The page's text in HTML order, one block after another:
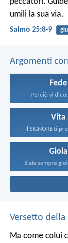
umili la sua via.
Salmo 25:8-9
Argomenti
Fede
Perciò vi
Vita
Il SIGNORE ti
Gioia
Siate sempre
Versetto
Ma come colui